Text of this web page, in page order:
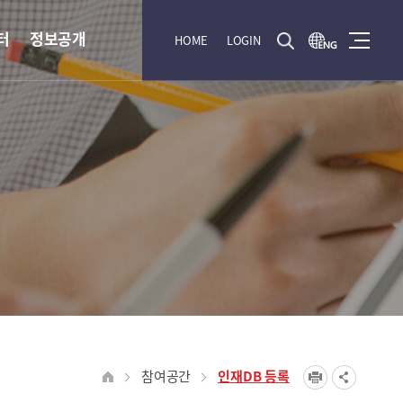
HOME LOGIN
정보공개
참여공간 인재DB 등록